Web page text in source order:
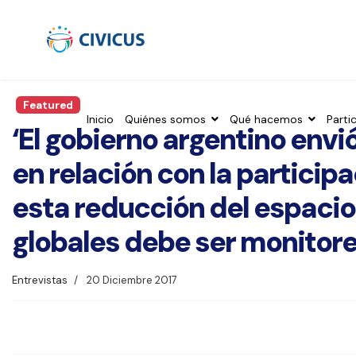
Inicio Quiénes somos Qué hacemos
Featured
‘El gobierno argentino
en relación con la
esta reducción del
globales debe ser
Entrevistas 20 Diciembre 2017